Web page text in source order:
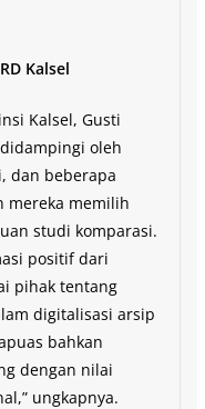
Kalsel
Kalsel, Gusti
oleh
dan beberapa
mereka memilih
studi komparasi.
positif dari
pihak tentang
digitalisasi arsip
bahkan
dengan nilai
ungkapnya.